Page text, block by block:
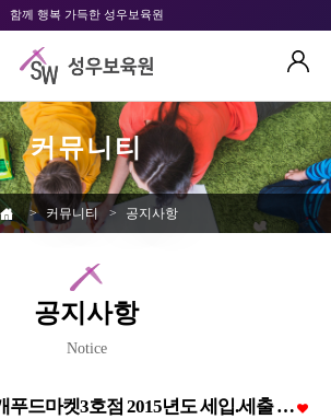
함께 행복 가득한 성우보육원
커뮤니티
> 커뮤니티 > 공지사항
공지사항
Notice
푸드마켓3호점 2015년도 세입.세출 …